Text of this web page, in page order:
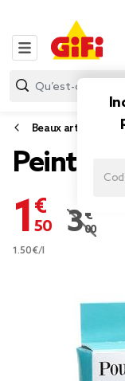
Beaux arts
Peinture
1,50 €
Prix
3,00 €
1.50€/l